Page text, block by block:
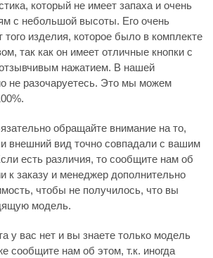
который не имеет запаха и очень
с небольшой высоты. Его очень
того изделия, которое было в комплекте
так как он имеет отличные кнопки с
нажатием. В нашей
не разочаруетесь. Это мы можем
обращайте внимание на то,
внешний вид точно совпадали с вашим
есть различия, то сообщите нам об
к заказу и менеджер дополнительно
чтобы не получилось, что вы
модель.
у вас нет и вы знаете только модель
сообщите нам об этом, т.к. иногда